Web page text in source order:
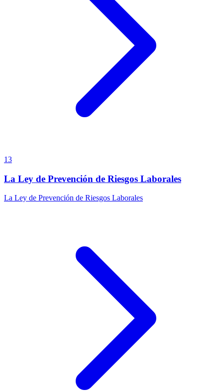
13
La Ley de Prevención de Riesgos Laborales
La Ley de Prevención de Riesgos Laborales